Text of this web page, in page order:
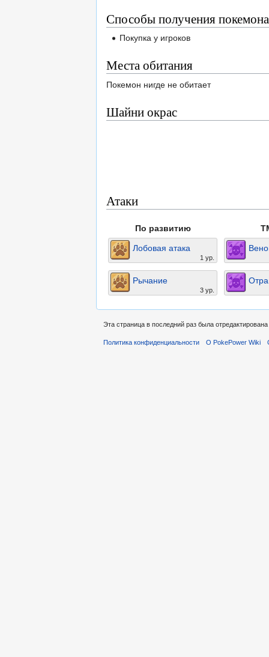
Способы получения покемона
Покупка у игроков
Места обитания
Покемон нигде не обитает
Шайни окрас
Атаки
По развитию
Лобовая атака
1 ур.
Рычание
3 ур.
Эта страница в последний раз была
Политика конфиденциальности О PokePower Wiki